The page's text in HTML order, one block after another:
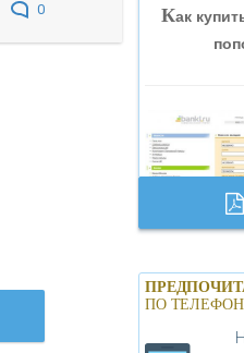
0
«БАНК
«ТРАСТ»
БАНК»
Как
Банки.ру
19
ПО